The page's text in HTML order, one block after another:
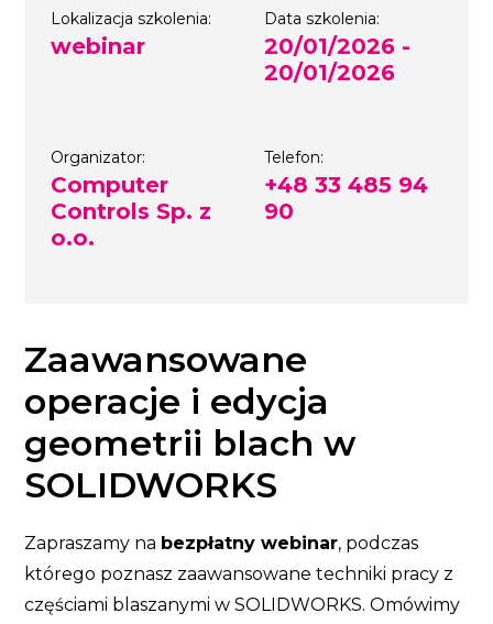
Lokalizacja szkolenia:
webinar
Data szkolenia:
20/01/2026 -
20/01/2026
Organizator:
Computer
Controls Sp. z
o.o.
Telefon:
+48 33 485 94
90
Zaawansowane
operacje i edycja
geometrii blach w
SOLIDWORKS
Zapraszamy na bezpłatny webinar, podczas
którego poznasz zaawansowane techniki pracy z
częściami blaszanymi w SOLIDWORKS. Omówimy